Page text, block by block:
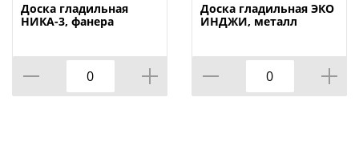
Доска гладильная
НИКА-3, фанера
Доска гладильная ЭКО
ИНДЖИ, металл